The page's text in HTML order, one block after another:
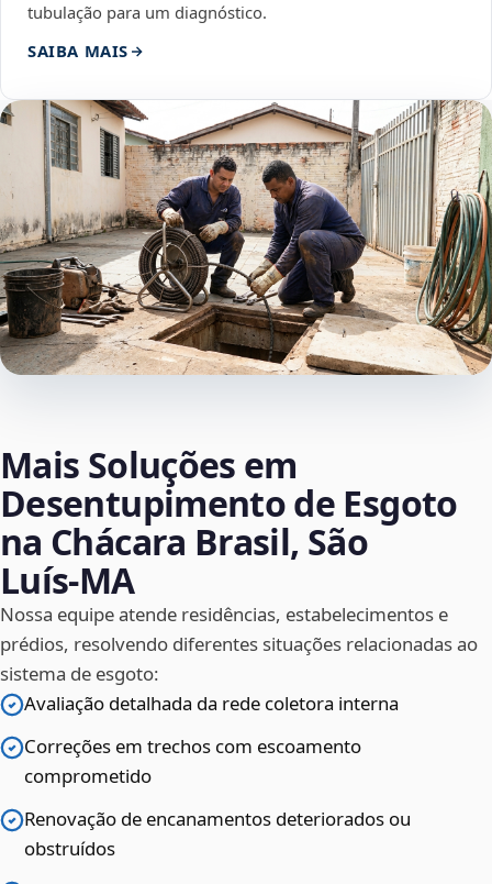
tubulação para um diagnóstico.
SAIBA MAIS
Mais Soluções em
Desentupimento de Esgoto
na Chácara Brasil, São
Luís‑MA
Nossa equipe atende residências, estabelecimentos e
prédios, resolvendo diferentes situações relacionadas ao
sistema de esgoto:
Avaliação detalhada da rede coletora interna
Correções em trechos com escoamento
comprometido
Renovação de encanamentos deteriorados ou
obstruídos